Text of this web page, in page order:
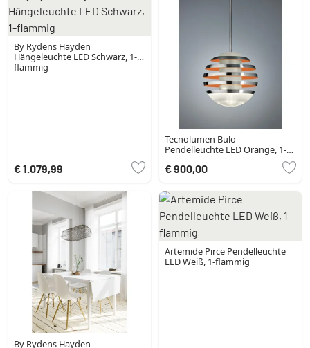
By Rydens Hayden
Hängeleuchte LED Schwarz, 1-
flammig
€ 1.079,99
Tecnolumen Bulo
Pendelleuchte LED Orange, 1-
€ 900,00
By Rydens Hayden
Artemide Pirce Pendelleuchte
LED Weiß, 1-flammig